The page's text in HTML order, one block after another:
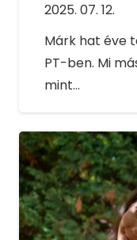
2025. 07. 12.
Márk hat éve
PT-ben. Mi
mint…